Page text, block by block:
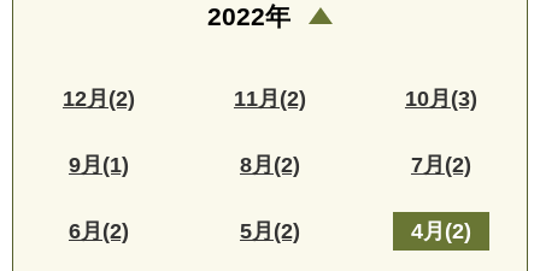
2022年
12月(2) 11月(2) 10月(3)
9月(1) 8月(2) 7月(2)
6月(2) 5月(2) 4月(2)